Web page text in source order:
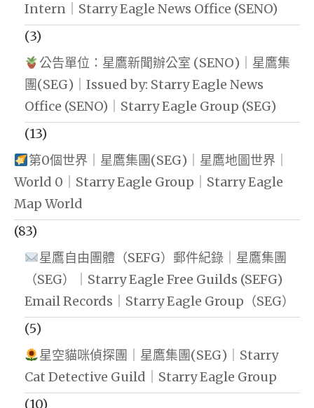
Intern｜Starry Eagle News Office (SENO)
(3)
公告單位：星鷹新聞辦公室 (SENO)｜星鷹集
團(SEG)｜Issued by: Starry Eagle News
Office (SENO)｜Starry Eagle Group (SEG)
(13)
第0個世界｜星鷹集團(SEG)｜星鷹地圖世界｜
World 0｜Starry Eagle Group｜Starry Eagle
Map World
(83)
星鷹自由團體（SEFG）郵件紀錄｜星鷹集團
（SEG）｜Starry Eagle Free Guilds (SEFG)
Email Records｜Starry Eagle Group（SEG）
(5)
星空貓咪偵探團｜星鷹集團(SEG)｜Starry
Cat Detective Guild｜Starry Eagle Group
(10)